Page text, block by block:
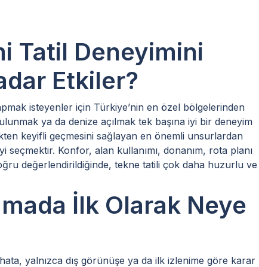
Tatil Deneyimini
Etkiler?
isteyenler için Türkiye’nin en özel bölgelerinden
ya da denize açılmak tek başına iyi bir deneyim
keyifli geçmesini sağlayan en önemli unsurlardan
seçmektir. Konfor, alan kullanımı, donanım, rota planı
değerlendirildiğinde, tekne tatili çok daha huzurlu ve
İlk Olarak Neye
yalnızca dış görünüşe ya da ilk izlenime göre karar